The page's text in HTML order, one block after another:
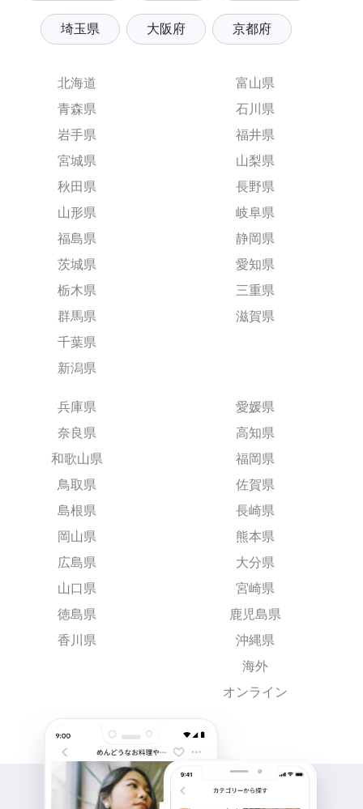
埼玉県 大阪府 京都府
北海道
青森県
岩手県
宮城県
秋田県
山形県
福島県
茨城県
栃木県
群馬県
千葉県
新潟県
富山県
石川県
福井県
山梨県
長野県
岐阜県
静岡県
愛知県
三重県
滋賀県
兵庫県
奈良県
和歌山県
鳥取県
島根県
岡山県
広島県
山口県
徳島県
香川県
愛媛県
高知県
福岡県
佐賀県
長崎県
熊本県
大分県
宮崎県
鹿児島県
沖縄県
海外
オンライン